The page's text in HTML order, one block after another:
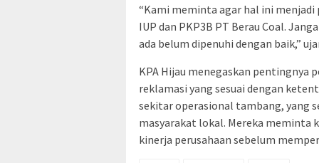
“Kami meminta agar hal ini
IUP dan PKP3B PT Berau Coal.
ada belum dipenuhi dengan baik,”
KPA Hijau menegaskan pentingnya
reklamasi yang sesuai dengan
sekitar operasional tambang, yang
masyarakat lokal. Mereka meminta
kinerja perusahaan sebelum